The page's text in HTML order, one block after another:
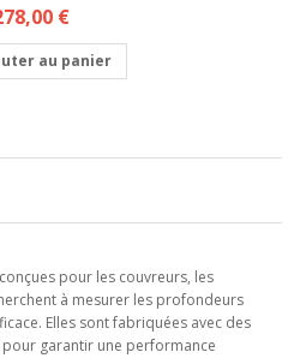
€
au panier
pour les couvreurs, les
à mesurer les profondeurs
Elles sont fabriquées avec des
garantir une performance